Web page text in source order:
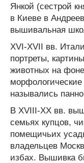
Янкой (сестрой
в Киеве в
вышивальная
XVI-XVII вв.
портреты,
животных на
назывались
В XVIII-XX вв.
семьях купцов,
помещичьих
владельцев
избах. Вышивка